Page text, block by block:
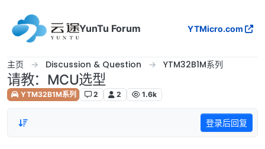
YunTu Forum
YTMicro.com
主页 Discussion & Question YTM32B1M系列
请教：MCU选型
YTM32B1M系列 2 2 1.6k
登录后回复